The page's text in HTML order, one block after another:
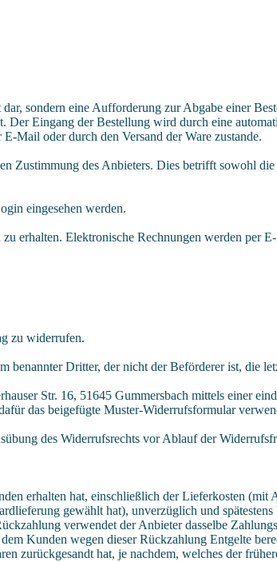
sondern eine Aufforderung zur Abgabe einer
Eingang der Bestellung wird durch eine
Mail oder durch den Versand der Ware zustande.
Zustimmung des Anbieters. Dies betrifft sowohl
eingesehen werden.
erhalten. Elektronische Rechnungen werden per
zu widerrufen.
Dritter, der nicht der Beförderer ist, die
Str. 16, 51645 Gummersbach mittels einer
das beigefügte Muster-Widerrufsformular
des Widerrufsrechts vor Ablauf der
erhalten hat, einschließlich der Lieferkosten (mit
gewählt hat), unverzüglich und
verwendet der Anbieter dasselbe
Kunden wegen dieser Rückzahlung Entgelte
zurückgesandt hat, je nachdem, welches der